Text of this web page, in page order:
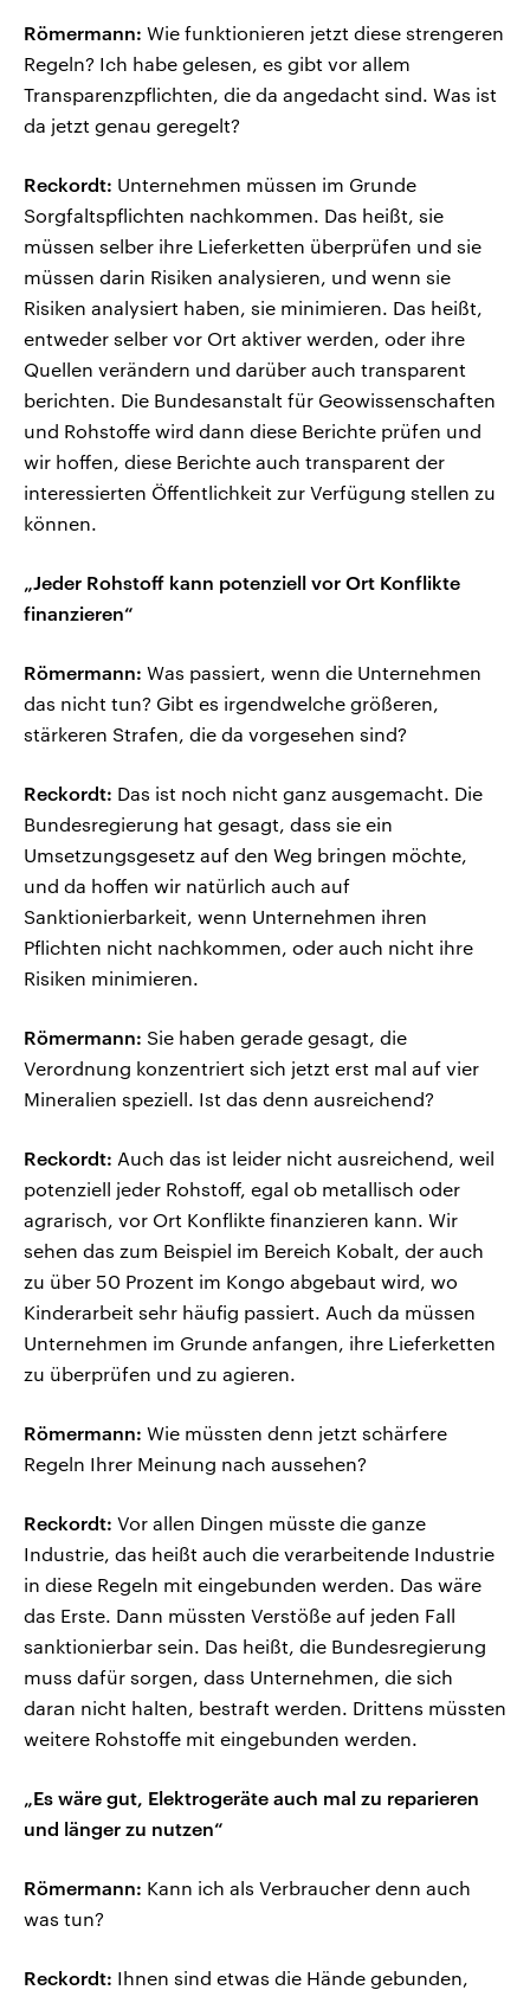
Römermann: Wie funktionieren jetzt diese strengeren
Regeln? Ich habe gelesen, es gibt vor allem
Transparenzpflichten, die da angedacht sind. Was ist
da jetzt genau geregelt?
Reckordt: Unternehmen müssen im Grunde
Sorgfaltspflichten nachkommen. Das heißt, sie
müssen selber ihre Lieferketten überprüfen und sie
müssen darin Risiken analysieren, und wenn sie
Risiken analysiert haben, sie minimieren. Das heißt,
entweder selber vor Ort aktiver werden, oder ihre
Quellen verändern und darüber auch transparent
berichten. Die Bundesanstalt für Geowissenschaften
und Rohstoffe wird dann diese Berichte prüfen und
wir hoffen, diese Berichte auch transparent der
interessierten Öffentlichkeit zur Verfügung stellen zu
können.
„Jeder Rohstoff kann potenziell vor Ort Konflikte
finanzieren“
Römermann: Was passiert, wenn die Unternehmen
das nicht tun? Gibt es irgendwelche größeren,
stärkeren Strafen, die da vorgesehen sind?
Reckordt: Das ist noch nicht ganz ausgemacht. Die
Bundesregierung hat gesagt, dass sie ein
Umsetzungsgesetz auf den Weg bringen möchte,
und da hoffen wir natürlich auch auf
Sanktionierbarkeit, wenn Unternehmen ihren
Pflichten nicht nachkommen, oder auch nicht ihre
Risiken minimieren.
Römermann: Sie haben gerade gesagt, die
Verordnung konzentriert sich jetzt erst mal auf vier
Mineralien speziell. Ist das denn ausreichend?
Reckordt: Auch das ist leider nicht ausreichend, weil
potenziell jeder Rohstoff, egal ob metallisch oder
agrarisch, vor Ort Konflikte finanzieren kann. Wir
sehen das zum Beispiel im Bereich Kobalt, der auch
zu über 50 Prozent im Kongo abgebaut wird, wo
Kinderarbeit sehr häufig passiert. Auch da müssen
Unternehmen im Grunde anfangen, ihre Lieferketten
zu überprüfen und zu agieren.
Römermann: Wie müssten denn jetzt schärfere
Regeln Ihrer Meinung nach aussehen?
Reckordt: Vor allen Dingen müsste die ganze
Industrie, das heißt auch die verarbeitende Industrie
in diese Regeln mit eingebunden werden. Das wäre
das Erste. Dann müssten Verstöße auf jeden Fall
sanktionierbar sein. Das heißt, die Bundesregierung
muss dafür sorgen, dass Unternehmen, die sich
daran nicht halten, bestraft werden. Drittens müssten
weitere Rohstoffe mit eingebunden werden.
„Es wäre gut, Elektrogeräte auch mal zu reparieren
und länger zu nutzen“
Römermann: Kann ich als Verbraucher denn auch
was tun?
Reckordt: Ihnen sind etwas die Hände gebunden,